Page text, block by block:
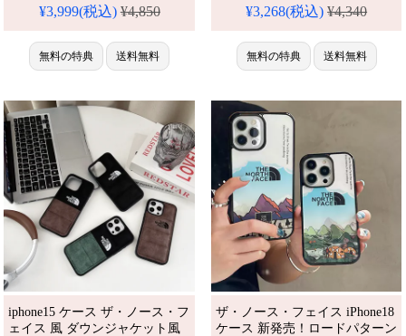
iPhone16pro全機種対応。芸能人
衝撃＆防水の多機能仕様。かわ
いいノースフェイススタイルが
流行り、格安で手に入り、
しても使える優れもの！
¥3,999(税込)¥4,850
無料の特典 送料無料
ンドロゴ入り、iPhone16/15/14
用達のラグジュアリーな一台、
防水機能で安心。かわいくて多
機能なセリーヌスタイルが今流
iPhone17pro/16promaxケースと
しても活躍間違いなし！
¥3,268(税込)¥4,340
無料の特典 送料無料
iphone15 ケース ザ・ノース・フ
ェイス 風 ダウンジャケット風
ザ・ノース・フェイス iPhone18
ケース 新発売！ロードパターン